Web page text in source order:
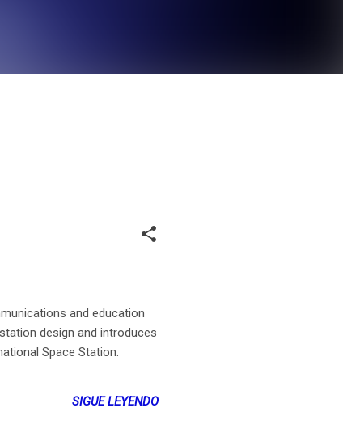
and education
design and introduces
Space Station.
SIGUE LEYENDO